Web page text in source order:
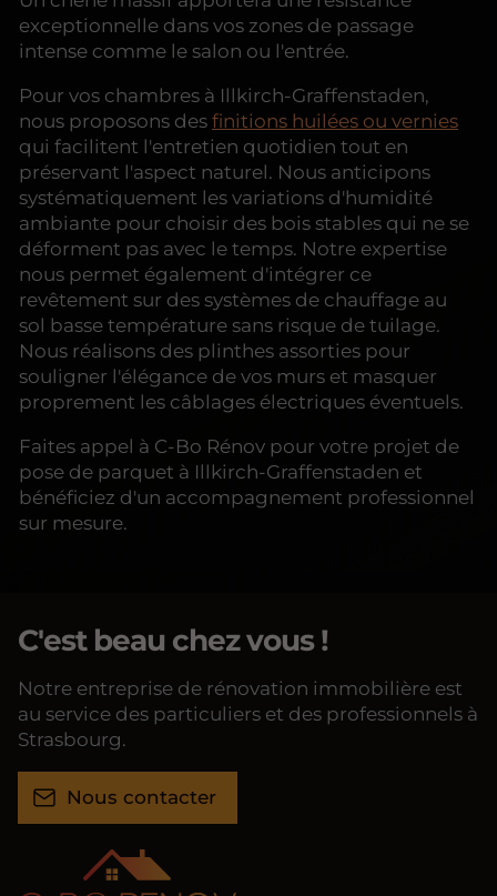
exceptionnelle dans vos zones de passage
intense comme le salon ou l'entrée.
Pour vos chambres à Illkirch-Graffenstaden,
nous proposons des finitions huilées ou vernies
qui facilitent l'entretien quotidien tout en
préservant l'aspect naturel. Nous anticipons
systématiquement les variations d'humidité
ambiante pour choisir des bois stables qui ne se
déforment pas avec le temps. Notre expertise
nous permet également d'intégrer ce
revêtement sur des systèmes de chauffage au
sol basse température sans risque de tuilage.
Nous réalisons des plinthes assorties pour
souligner l'élégance de vos murs et masquer
proprement les câblages électriques éventuels.
Faites appel à C-Bo Rénov pour votre projet de
pose de parquet à Illkirch-Graffenstaden et
bénéficiez d'un accompagnement professionnel
sur mesure.
C'est beau chez vous !
Notre entreprise de rénovation immobilière est
au service des particuliers et des professionnels à
Strasbourg.
Nous contacter